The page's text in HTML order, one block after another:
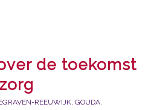
de toekomst
REEUWIJK, GOUDA,